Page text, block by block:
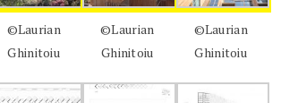
©Laurian
Ghinitoiu
©Laurian
Ghinitoiu
©Laurian
Ghinitoiu